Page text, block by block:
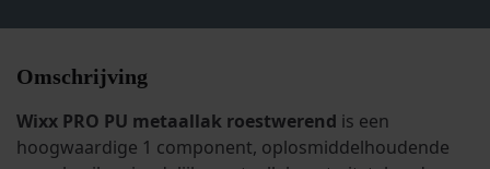
Omschrijving
Wixx PRO PU metaallak roestwerend is een
hoogwaardige 1 component, oplosmiddelhoudende